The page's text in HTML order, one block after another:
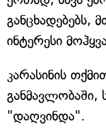
ინტერესი
კარასინის
"დაღვინდა".